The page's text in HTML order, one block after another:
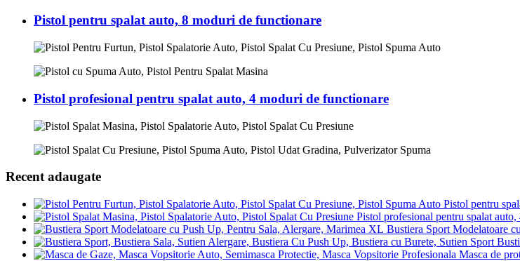
Pistol pentru spalat auto, 8 moduri de functionare
Pistol profesional pentru spalat auto, 4 moduri de functionare
Recent adaugate
Pistol pentru
Pistol profesional pentru spalat
Bustiera Sport Modelatoare
Masca de